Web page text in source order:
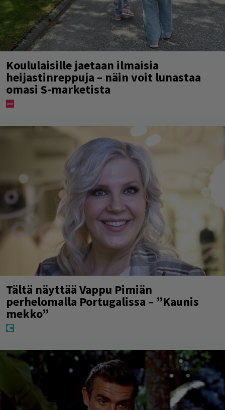
Koululaisille jaetaan ilmaisia
heijastinreppuja – näin voit lunastaa
omasi S-marketista
Tältä näyttää Vappu Pimiän
perhelomalla Portugalissa – ”Kaunis
mekko”